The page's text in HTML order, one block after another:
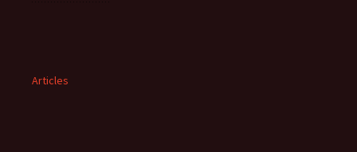
Articles